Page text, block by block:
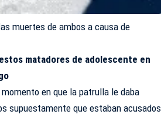
muertes de ambos a causa de
matadores de adolescente en
en que la patrulla le daba
supuestamente que estaban acusados